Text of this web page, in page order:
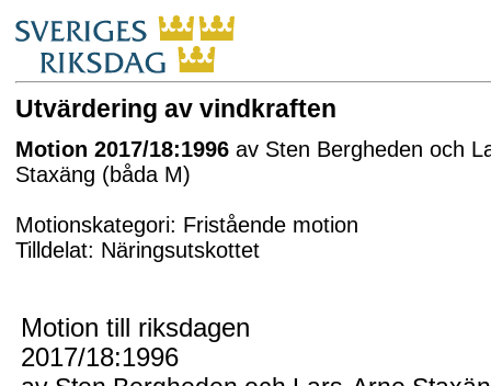
Utvärdering av vindkraften
Motion 2017/18:1996 av Sten Bergheden och
Staxäng (båda M)
Motionskategori: Fristående motion
Tilldelat: Näringsutskottet
Motion till riksdagen
2017/18:1996